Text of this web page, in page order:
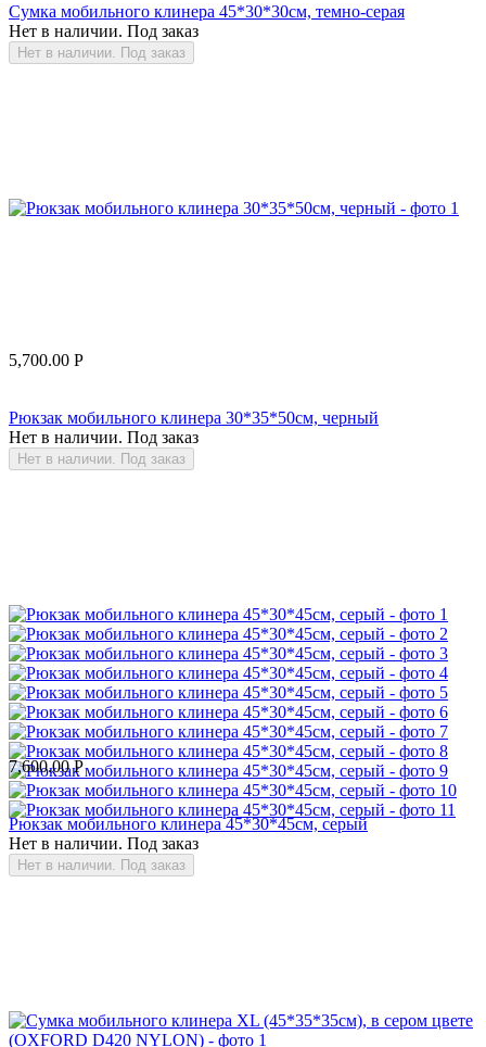
Сумка мобильного клинера 45*30*30см, темно-серая
Нет в наличии. Под заказ
Нет в наличии. Под заказ
5,700.00 Р
Рюкзак мобильного клинера 30*35*50см, черный
Нет в наличии. Под заказ
Нет в наличии. Под заказ
7,600.00 Р
Рюкзак мобильного клинера 45*30*45см, серый
Нет в наличии. Под заказ
Нет в наличии. Под заказ